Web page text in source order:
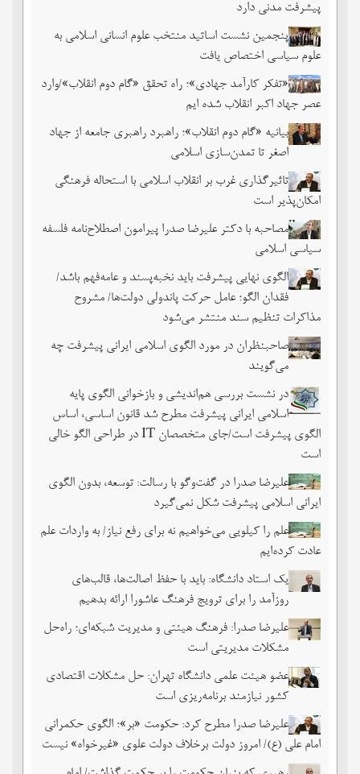
پیشرفت مدنی دارد
پنجمین نشست اساتید منتخب علوم انسانی اسلامی به
علوم سیاسی اختصاص یافت
«تفکر کارآمد جهادی»؛ راه تحقق «گام دوم انقلاب»/وارد
عصر جهاد اکبر انقلاب شده ایم
بیانیه «گام دوم انقلاب»؛ راهبرد راهبری جامعه از جهاد
اصغر تا تمدن‌سازی اسلامی
تاثیرگذاری غرب بر انقلاب اسلامی با استحاله فرهنگی
امکان‌پذیر است
مصاحبه با دکتر علیرضا صدرا پیرامون اصطلاح‌نامه فلسفه
سیاسی اسلامی
الگوی نهایی پیشرفت باید نخبه‌پسند و عامه‌فهم باشد/
فقدان الگو؛ عامل حرکت پاندولی دولت‌ها/ مشروح
مذاکرات تنظیم سند منتشر می‌شود
صاحبنظران در مورد الگوی اسلامی ایرانی پیشرفت چه
می‌گویند
در نشست بررسی هم‌اندیشی و بازخوانی الگوی پایه
اسلامی ایرانی پیشرفت مطرح شد قانون اساسی، اساس
الگوی پیشرفت است/جای متخصصان IT در طراحی الگو خالی
است
علیرضا صدرا در گفت‌وگو با رسالت: توسعه، بدون الگوی
ایرانی اسلامی پیشرفت شکل نمی‌گیرد
علم را کیلویی می‌خواهیم نه برای رفع نیاز/ به واردات علم
عادت کرده‌ایم
یک استاد دانشگاه: باید با حفظ اصالت‌ها، قالب‌های
روزآمد را برای ترویج فرهنگ عاشورا ارائه بدهیم
علیرضا صدرا: فرهنگ هیئتی و مدیریت شبکه‌ای؛ راه‌حل
مشکلات مدیریتی است
عضو هیئت علمی دانشگاه تهران: حل مشکلات اقتصادی
کشور نیازمند برنامه‌ریزی است
علیرضا صدرا مطرح کرد: حکومت «بر»؛ الگوی حکمرانی
امام علی (ع)/ امروز دولت برخلاف دولت علوی «غیرخواه» نیست